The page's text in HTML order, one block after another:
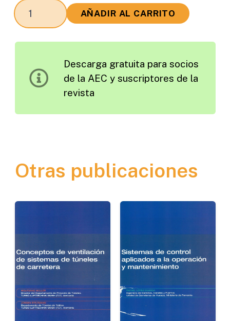
Nuevas
Soluciones
Cargas
Carreteras,
Ferrocarriles
Hormigón
cantidad
AÑADIR AL CARRITO
Descarga gratuita para socios
de la AEC y suscriptores de la
revista
Otras publicaciones